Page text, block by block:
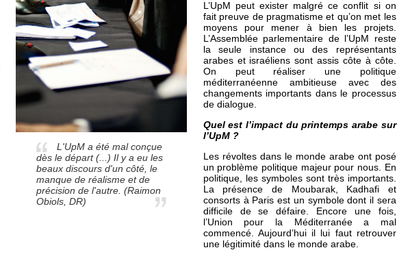
L'UpM a été mal conçue
dès le départ (...) Il y a eu les
beaux discours d'un côté, le
manque de réalisme et de
précision de l'autre. (Raimon
Obiols, DR)
L’UpM peut exister malgré ce conflit si on
fait preuve de pragmatisme et qu’on met les
moyens pour mener à bien les projets.
L’Assemblée parlementaire de l’UpM reste
la seule instance ou des représentants
arabes et israéliens sont assis côte à côte.
On peut réaliser une politique
méditerranéenne ambitieuse avec des
changements importants dans le processus
de dialogue.
Quel est l’impact du printemps arabe sur
l’UpM ?
Les révoltes dans le monde arabe ont posé
un problème politique majeur pour nous. En
politique, les symboles sont très importants.
La présence de Moubarak, Kadhafi et
consorts à Paris est un symbole dont il sera
difficile de se défaire. Encore une fois,
l’Union pour la Méditerranée a mal
commencé. Aujourd’hui il lui faut retrouver
une légitimité dans le monde arabe.